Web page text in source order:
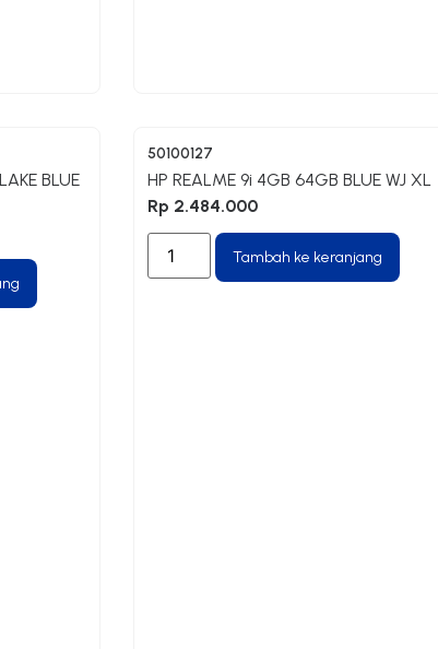
BLUE
50100127
HP REALME 9i 4GB 64GB BLUE WJ XL
Rp 2.484.000
Tambah ke keranjang